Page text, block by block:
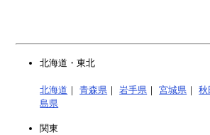
北海道・東北
北海道 ｜青森県 ｜岩手県 ｜宮城県 ｜秋
島県
関東